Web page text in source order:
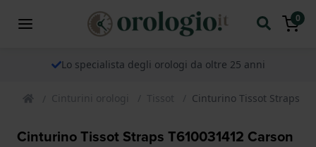
0
Lo specialista degli orologi da oltre 25 anni
Cinturini orologi Tissot Cinturino Tissot Straps
Cinturino Tissot Straps T610031412 Carson